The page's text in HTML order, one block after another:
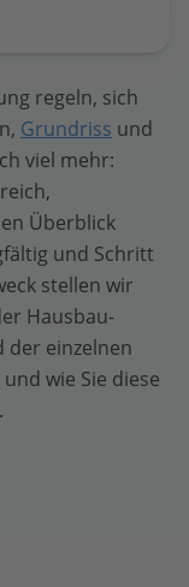
regeln, sich
Grundriss und
viel mehr:
Überblick
und Schritt
stellen wir
Hausbau-
der einzelnen
wie Sie diese